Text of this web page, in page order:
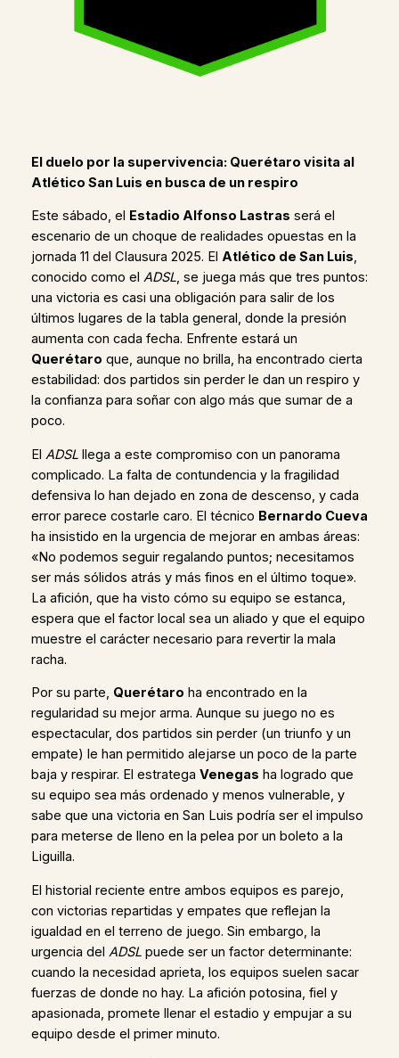
El duelo por la supervivencia: Querétaro visita al
Atlético San Luis en busca de un respiro
Este sábado, el Estadio Alfonso Lastras será el
escenario de un choque de realidades opuestas en la
jornada 11 del Clausura 2025. El Atlético de San Luis,
conocido como el ADSL, se juega más que tres puntos:
una victoria es casi una obligación para salir de los
últimos lugares de la tabla general, donde la presión
aumenta con cada fecha. Enfrente estará un
Querétaro que, aunque no brilla, ha encontrado cierta
estabilidad: dos partidos sin perder le dan un respiro y
la confianza para soñar con algo más que sumar de a
poco.
El ADSLllega a este compromiso con un panorama
complicado. La falta de contundencia y la fragilidad
defensiva lo han dejado en zona de descenso, y cada
error parece costarle caro. El técnico Bernardo Cueva
ha insistido en la urgencia de mejorar en ambas áreas:
«No podemos seguir regalando puntos; necesitamos
ser más sólidos atrás y más finos en el último toque».
La afición, que ha visto cómo su equipo se estanca,
espera que el factor local sea un aliado y que el equipo
muestre el carácter necesario para revertir la mala
racha.
Por su parte, Querétaro ha encontrado en la
regularidad su mejor arma. Aunque su juego no es
espectacular, dos partidos sin perder (un triunfo y un
empate) le han permitido alejarse un poco de la parte
baja y respirar. El estratega Venegas ha logrado que
su equipo sea más ordenado y menos vulnerable, y
sabe que una victoria en San Luis podría ser el impulso
para meterse de lleno en la pelea por un boleto a la
Liguilla.
El historial reciente entre ambos equipos es parejo,
con victorias repartidas y empates que reflejan la
igualdad en el terreno de juego. Sin embargo, la
urgencia del ADSLpuede ser un factor determinante:
cuando la necesidad aprieta, los equipos suelen sacar
fuerzas de donde no hay. La afición potosina, fiel y
apasionada, promete llenar el estadio y empujar a su
equipo desde el primer minuto.